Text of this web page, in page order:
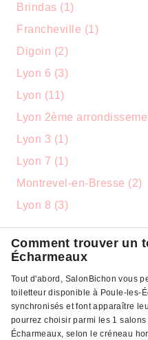
Brindas (1)
Francheville (1)
Digoin (2)
Lyon 6 (3)
Lyon (11)
Lyon 2ème
Lyon 3 (1)
Lyon 7 (1)
Montrevel-en-Bresse (2)
Lyon 8 (3)
Comment trouver un
Écharmeaux
Tout d'abord, SalonBichon vous
toiletteur disponible à Poule-les-
synchronisés et font apparaître
pourrez choisir parmi les 1
Écharmeaux, selon le créneau